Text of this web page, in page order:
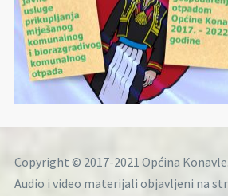
Copyright © 2017-2021 Općina
Audio i video materijali objavljeni na